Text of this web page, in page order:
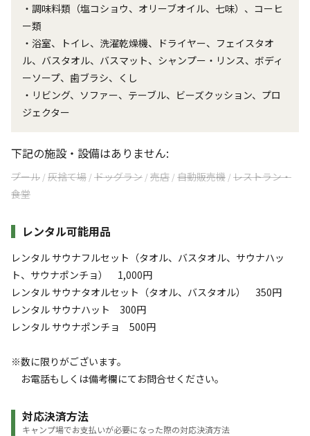
・調味料類（塩コショウ、オリーブオイル、七味）、コーヒ
ー類
・浴室、トイレ、洗濯乾燥機、ドライヤー、フェイスタオ
ル、バスタオル、バスマット、シャンプー・リンス、ボディ
ーソープ、歯ブラシ、くし
・リビング、ソファー、テーブル、ビーズクッション、プロ
ジェクター
下記の施設・設備はありません:
プール /灰捨て場 /ドッグラン /売店 /自動販売機 /レストラン・
食堂
レンタル可能用品
レンタル サウナフルセット（タオル、バスタオル、サウナハッ
ト、サウナポンチョ） 1,000円
レンタル サウナタオルセット（タオル、バスタオル） 350円
レンタル サウナハット 300円
レンタル サウナポンチョ 500円
※数に限りがございます。
お電話もしくは備考欄にてお問合せください。
対応決済方法
キャンプ場でお支払いが必要になった際の対応決済方法